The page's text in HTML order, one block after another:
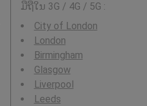
ມືຖືໃນ 3G / 4G / 5G :
City of London
London
Birmingham
Glasgow
Liverpool
Leeds